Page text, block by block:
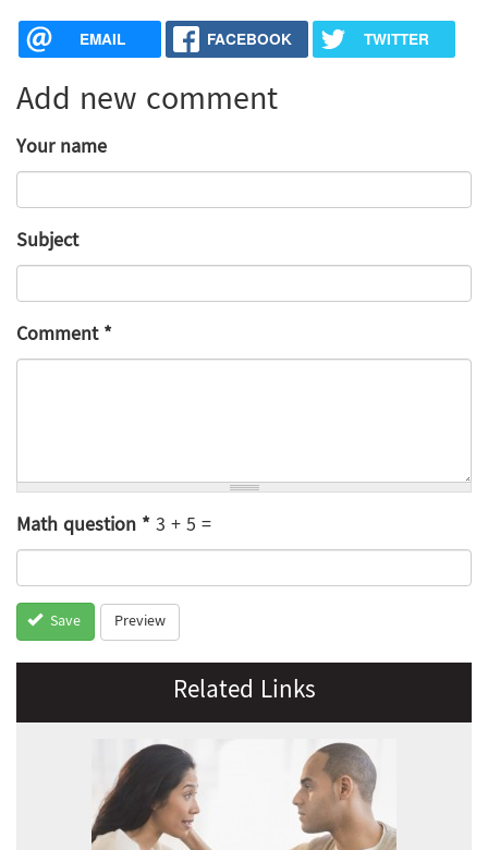
EMAIL FACEBOOK TWITTER
Add new comment
Your name
Subject
Comment*
Math question*3 + 5 =
Save Preview
Related Links